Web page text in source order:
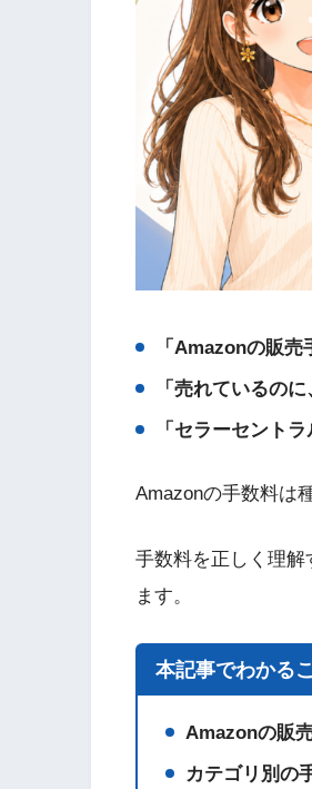
「Amazonの販
「売れているの
「セラーセント
Amazonの手数料は
手数料を正しく理解
ます。
本記事でわかる
Amazonの販
カテゴリ別の